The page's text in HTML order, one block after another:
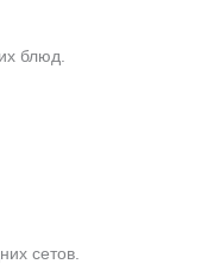
блюд.
сетов.